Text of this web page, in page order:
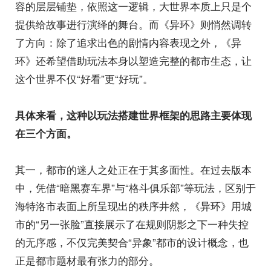
容的层层铺垫，依照这一逻辑，大世界本质上只是个
提供给故事进行演绎的舞台。而《异环》则悄然调转
了方向：除了追求出色的剧情内容表现之外，《异
环》还希望借助玩法本身以塑造完整的都市生态，让
这个世界不仅“好看”更“好玩”。
具体来看，这种以玩法搭建世界框架的思路主要体现
在三个方面。
其一，都市的迷人之处正在于其多面性。在过去版本
中，凭借“暗黑赛车界”与“格斗俱乐部”等玩法，区别于
海特洛市表面上所呈现出的秩序井然，《异环》用城
市的“另一张脸”直接展示了在规则阴影之下一种失控
的无序感，不仅完美契合“异象”都市的设计概念，也
正是都市题材最有张力的部分。